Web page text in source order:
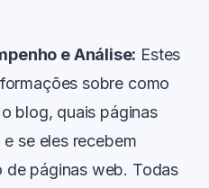
e Análise: Estes
sobre como
blog, quais páginas
se eles recebem
de páginas web. Todas